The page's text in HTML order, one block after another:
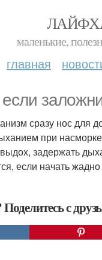
маленькие,
главная
если
сразу нос для
при
задержать
если начать
с